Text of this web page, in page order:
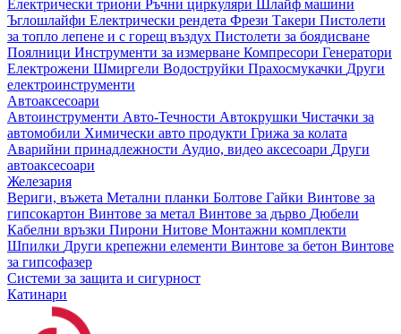
Електрически триони Ръчни циркуляри
Шлайф машини
Ъглошлайфи Електрически рендета Фрези Такери Пистолети
за топло лепене и с горещ въздух Пистолети за боядисване
Поялници Инструменти за измерване Компресори Генератори
Електрожени Шмиргели Водоструйки Прахосмукачки Други
електроинструменти
Автоаксесоари
Автоинструменти Авто-Течности Автокрушки Чистачки за
автомобили Химически авто продукти Грижа за колата
Аварийни принадлежности Аудио, видео аксесоари Други
автоаксесоари
Железария
Вериги, въжета Метални планки Болтове Гайки Винтове за
гипсокартон Винтове за метал Винтове за дърво Дюбели
Кабелни връзки Пирони Нитове Монтажни комплекти
Шпилки Други крепежни елементи Винтове за бетон Винтове
за гипсофазер
Системи за защита и сигурност
Катинари